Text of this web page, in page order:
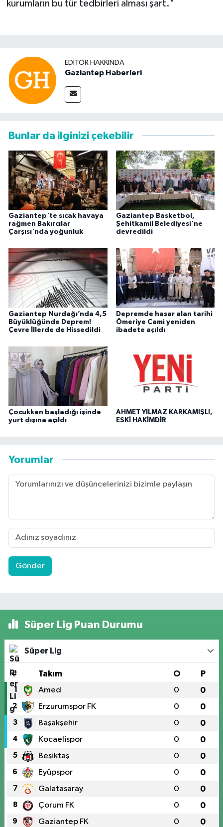
kurumların bu tür tedbirleri alması şart."
EDITÖR HAKKINDA
Gaziantep Haberleri
Bunlar da ilginizi çekebilir
Gaziantep'te sıcak havaya
rağmen Bakırcılar
Çarşısı'nda yoğunluk
Gaziantep Basketbol,
Şehitkamil Belediyesi'ne
devredildi
Gaziantep Nurdağı’nda 4,5
Büyüklüğünde Deprem!
Çevre İllerde de Hissedildi
Depremde hasar alan tarihi
Ömeriye Cami yeniden
ibadete açıldı
Çocukken başladığı işinde
yurt dışına açıldı
AHMET YILMAZ KARKAMIŞLI,
ESKİ HAKİMDİR
Yorumlar
Gönder
Süper Lig Puan Durumu
Süper Lig
# Takım O P
1 Amed 0 0
2 Erzurumspor FK 0 0
3 Başakşehir 0 0
4 Kocaelispor 0 0
5 Beşiktaş 0 0
6 Eyüpspor 0 0
7 Galatasaray 0 0
8 Çorum FK 0 0
9 Gaziantep FK 0 0